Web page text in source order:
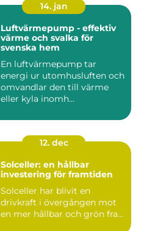
14. jan
Luftvärmepump - effektiv
värme och svalka för
svenska hem
En luftvärmepump tar
energi ur utomhusluften och
omvandlar den till värme
eller kyla inomh...
12. dec
Solceller: en hållbar
investering för framtiden
Solceller har blivit en
drivkraft i övergången mot
en mer hållbar och grön fra...